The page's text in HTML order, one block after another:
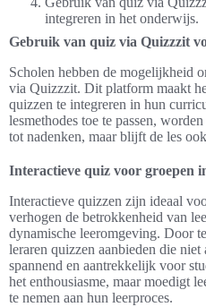
integreren in het onderwijs.
Gebruik van quiz via Quizzzit
Scholen hebben de mogelijkheid
via Quizzzit. Dit platform maakt
quizzen te integreren in hun
lesmethodes toe te passen,
tot nadenken, maar blijft de les
Interactieve quiz voor groepen
Interactieve quizzen zijn ideaal
verhogen de betrokkenheid van
dynamische leeromgeving. Door
leraren quizzen aanbieden die
spannend en aantrekkelijk voor
het enthousiasme, maar moedigt
te nemen aan hun leerproces.